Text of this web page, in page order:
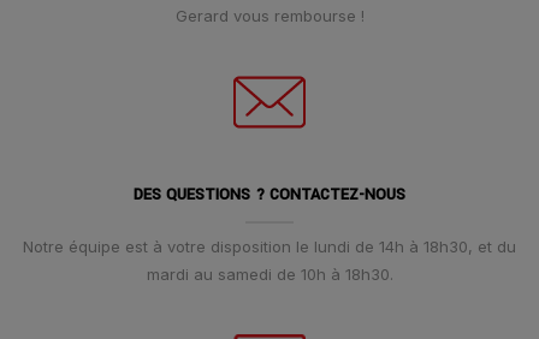
Gerard vous rembourse !
DES QUESTIONS ? CONTACTEZ-NOUS
Notre équipe est à votre disposition le lundi de 14h à 18h30, et du
mardi au samedi de 10h à 18h30.